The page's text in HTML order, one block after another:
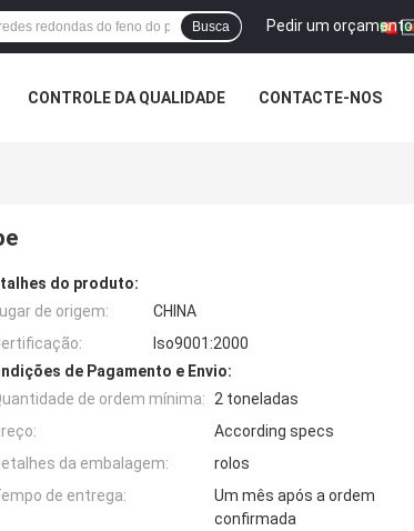
Pedir um orçamento
Busca
CONTROLE DA QUALIDADE CONTACTE-NOS
do produto:
de origem:
CHINA
Iso9001:2000
de Pagamento e Envio:
de ordem mínima: 2 toneladas
According specs
da embalagem:
rolos
de entrega:
Um mês após a ordem
confirmada